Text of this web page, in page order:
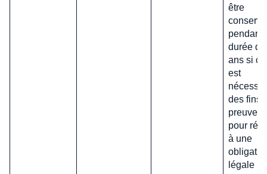
être
pendant
durée
ans si
est
des fins
preuve
pour
à une
légale